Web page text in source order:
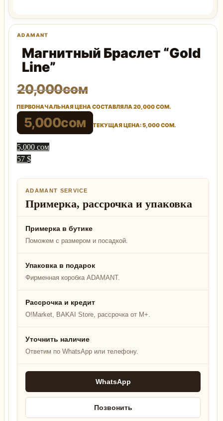
Магнитный Браслет “Gold
Line”
20,000сом
ПЕРВОНАЧАЛЬНАЯ ЦЕНА СОСТАВЛЯЛА 20,000 СОМ.
5,000сом ТЕКУЩАЯ ЦЕНА: 5,000 СОМ.
5,000 сом
57 $
ADAMANT SERVICE
Примерка, рассрочка и упаковка
Примерка в бутике
Поможем с размером и посадкой.
Упаковка в подарок
Фирменная коробка ADAMANT.
Рассрочка и кредит
O!Market, BAKAI Store, рассрочка от M+.
Уточнить наличие
Ответим по WhatsApp или телефону.
WhatsApp
Позвонить